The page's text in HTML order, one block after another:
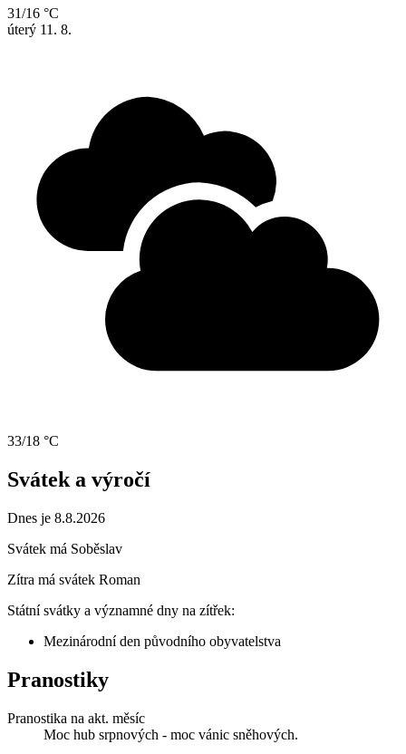
31/16 °C
úterý 11. 8.
33/18 °C
Svátek a výročí
Dnes je 8.8.2026
Svátek má Soběslav
Zítra má svátek Roman
Státní svátky a významné dny na zítřek:
Mezinárodní den původního obyvatelstva
Pranostiky
Pranostika na akt. měsíc
Moc hub srpnových - moc vánic sněhových.